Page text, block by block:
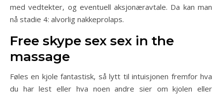
med vedtekter, og eventuell aksjonæravtale. Da kan man
nå stadie 4: alvorlig nakkeprolaps.
Free skype sex sex in the
massage
Føles en kjole fantastisk, så lytt til intuisjonen fremfor hva
du har lest eller hva noen andre sier om kjolen eller